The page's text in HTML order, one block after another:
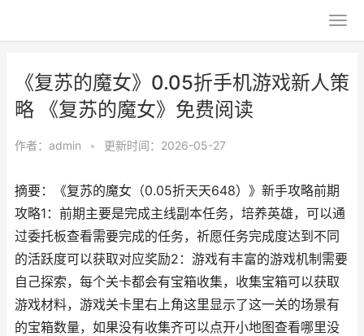
《复苏的魔女》0.05折手机游戏新人策
略 《复苏的魔女》免费阅读
作者： admin • 更新时间：2026-05-27
摘要：《复苏的魔女（0.05折天天648）》新手攻略前期
攻略1：前期主要是完成主线副本任务，培养英雄，可以通
过委托板查看需要完成的任务，祈愿任务完成度达到不同
的活跃度可以获取对应奖励2：游戏有丰富的游戏机制需要
自己探索，每个关卡都会有宝箱收集，收集宝箱可以获取
游戏材料，游戏关卡里右上角这里显示了这一关的场景有
的宝箱数量，如果没有收集齐可以点开小地图查看哪里没